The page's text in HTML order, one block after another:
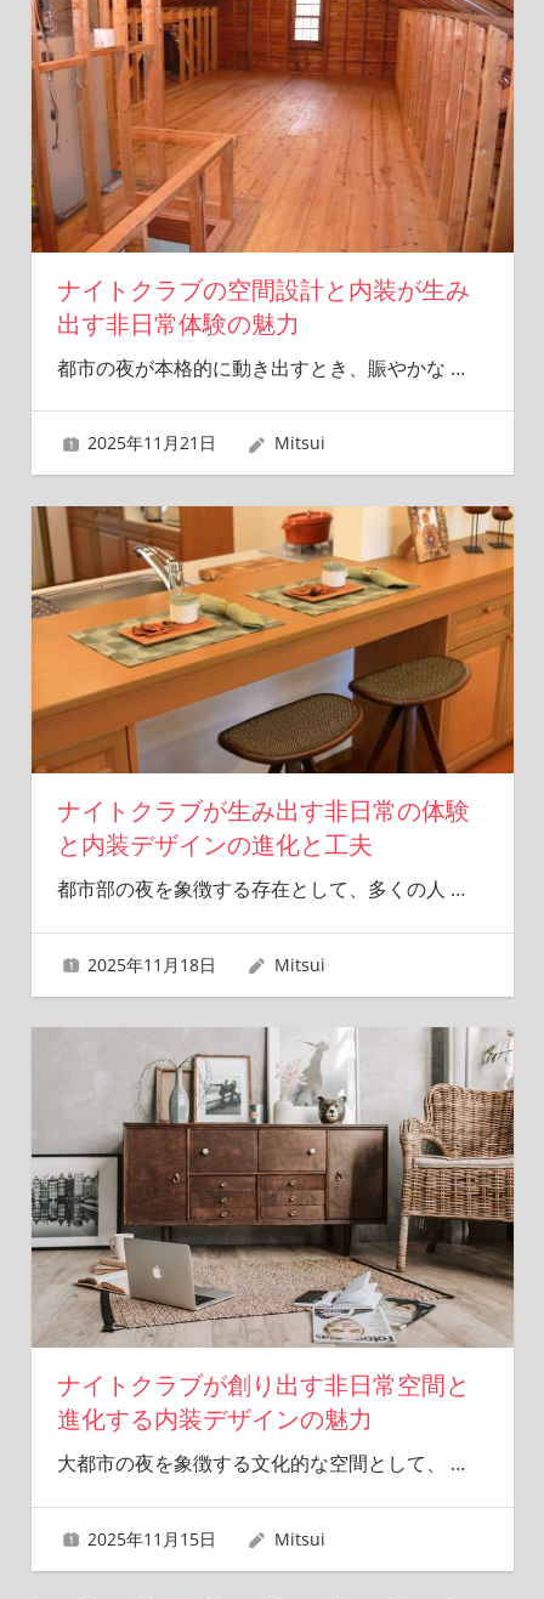
ナイトクラブの空間設計と内装が生み
出す非日常体験の魅力
都市の夜が本格的に動き出すとき、賑やかな …
2025年11月21日 Mitsui
ナイトクラブが生み出す非日常の体験
と内装デザインの進化と工夫
都市部の夜を象徴する存在として、多くの人 …
2025年11月18日 Mitsui
ナイトクラブが創り出す非日常空間と
進化する内装デザインの魅力
大都市の夜を象徴する文化的な空間として、 …
2025年11月15日 Mitsui